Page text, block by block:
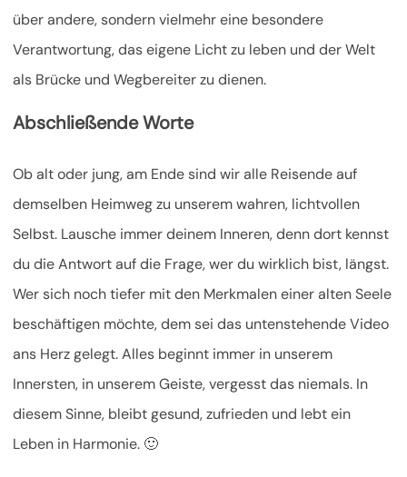
über andere, sondern vielmehr eine besondere
Verantwortung, das eigene Licht zu leben und der Welt
als Brücke und Wegbereiter zu dienen.
Abschließende Worte
Ob alt oder jung, am Ende sind wir alle Reisende auf
demselben Heimweg zu unserem wahren, lichtvollen
Selbst. Lausche immer deinem Inneren, denn dort kennst
du die Antwort auf die Frage, wer du wirklich bist, längst.
Wer sich noch tiefer mit den Merkmalen einer alten Seele
beschäftigen möchte, dem sei das untenstehende Video
ans Herz gelegt. Alles beginnt immer in unserem
Innersten, in unserem Geiste, vergesst das niemals. In
diesem Sinne, bleibt gesund, zufrieden und lebt ein
Leben in Harmonie. 🙂